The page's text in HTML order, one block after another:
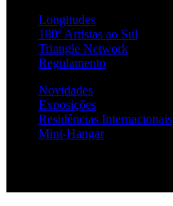
Longitudes
180º Artistas ao Sul
Triangle Network
Regulamento
Novidades
Exposições
Residências Internacionais
Mini-Hangar